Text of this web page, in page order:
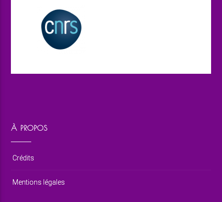
À PROPOS
Crédits
Mentions légales